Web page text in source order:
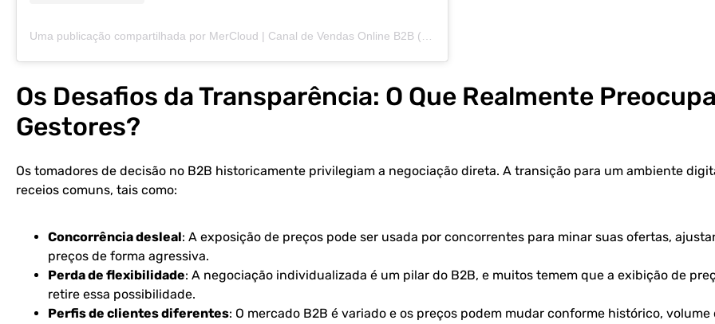
Uma publicação compartilhada por MerCloud | Canal de Vendas Online B2B (@mercloud.oficial)
Os Desafios da Transparência: O Que Realmente
Gestores?
Os tomadores de decisão no B2B historicamente privilegiam a negociação direta. A transição para um ambiente
receios comuns, tais como:
Concorrência desleal: A exposição de preços pode ser usada por concorrentes para minar suas ofertas,
preços de forma agressiva.
Perda de flexibilidade: A negociação individualizada é um pilar do B2B, e muitos temem que a exibição de
retire essa possibilidade.
Perfis de clientes diferentes: O mercado B2B é variado e os preços podem mudar conforme histórico, volume